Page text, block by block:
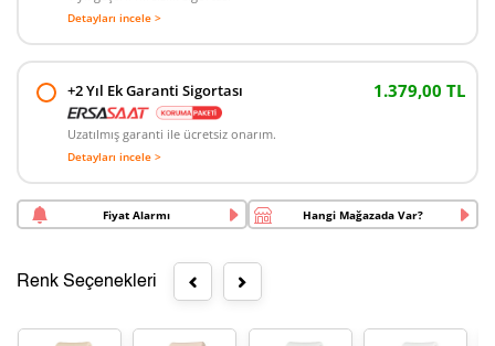
Detayları incele >
+2 Yıl Ek Garanti Sigortası 1.379,00 TL
Uzatılmış garanti ile ücretsiz onarım.
Detayları incele >
Fiyat Alarmı Hangi Mağazada Var?
Renk Seçenekleri